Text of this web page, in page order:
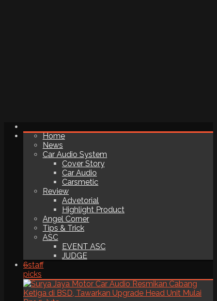
Home
News
Car Audio System
Cover Story
Car Audio
Carsmetic
Review
Advetorial
Highlight Product
Angel Corner
Tips & Trick
ASC
EVENT ASC
JUDGE
6staff
picks